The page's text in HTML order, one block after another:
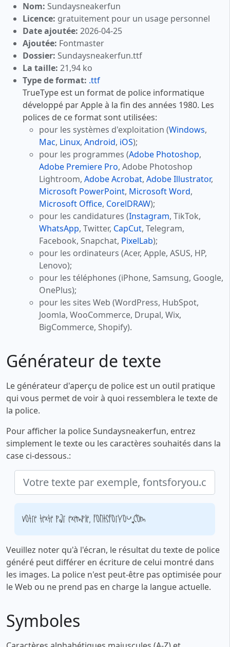
Nom: Sundaysneakerfun
Licence: gratuitement pour un usage personnel
Date ajoutée: 2026-04-25
Ajoutée: Fontmaster
Dossier: Sundaysneakerfun.ttf
La taille: 21,94 ko
Type de format: .ttf
TrueType est un format de police informatique
développé par Apple à la fin des années 1980. Les
polices de ce format sont utilisées:
pour les systèmes d'exploitation (Windows,
Mac, Linux, Android, iOS);
pour les programmes (Adobe Photoshop,
Adobe Premiere Pro, Adobe Photoshop
Lightroom, Adobe Acrobat, Adobe Illustrator,
Microsoft PowerPoint, Microsoft Word,
Microsoft Office, CorelDRAW);
pour les candidatures (Instagram, TikTok,
WhatsApp, Twitter, CapCut, Telegram,
Facebook, Snapchat, PixelLab);
pour les ordinateurs (Acer, Apple, ASUS, HP,
Lenovo);
pour les téléphones (iPhone, Samsung, Google,
OnePlus);
pour les sites Web (WordPress, HubSpot,
Joomla, WooCommerce, Drupal, Wix,
BigCommerce, Shopify).
Générateur de texte
Le générateur d'aperçu de police est un outil pratique
qui vous permet de voir à quoi ressemblera le texte de
la police.
Pour afficher la police Sundaysneakerfun, entrez
simplement le texte ou les caractères souhaités dans la
case ci-dessous.:
Votre texte par exemple, fontsforyou.com
Veuillez noter qu'à l'écran, le résultat du texte de police
généré peut différer en écriture de celui montré dans
les images. La police n'est peut-être pas optimisée pour
le Web ou ne prend pas en charge la langue actuelle.
Symboles